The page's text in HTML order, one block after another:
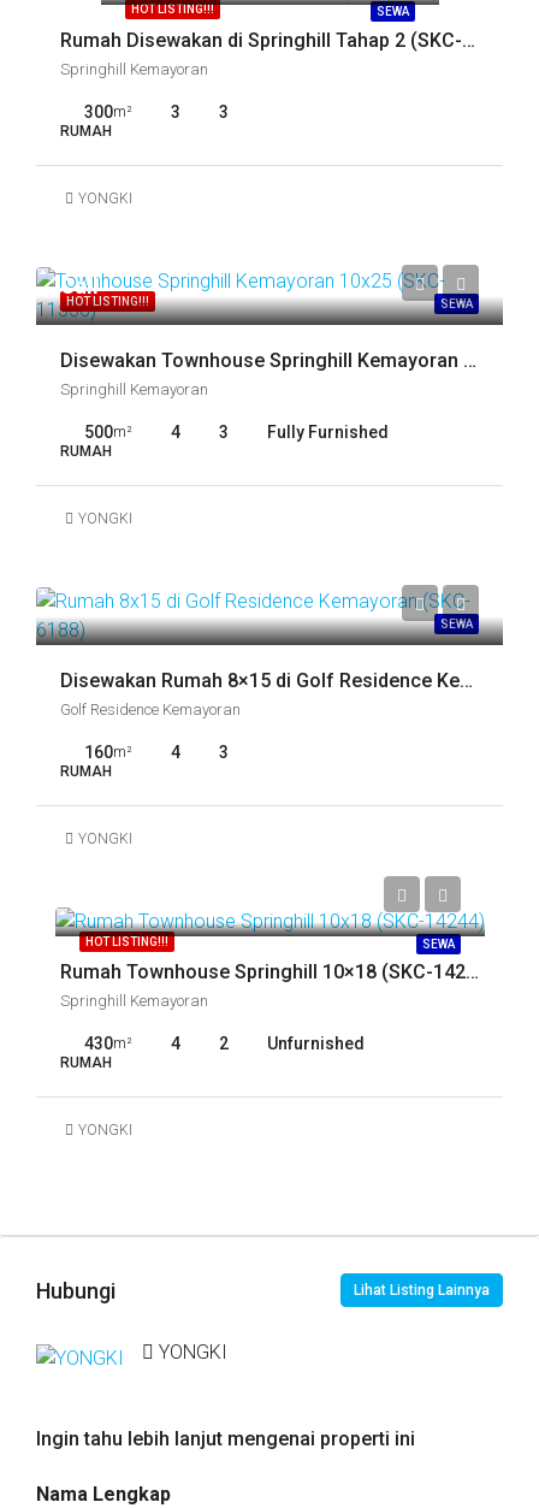
HOT LISTING!!! SEWA
Rumah Disewakan di Springhill Tahap 2 (SKC-8398)
Springhill Kemayoran
300m² 3 3
RUMAH
YONGKI
HOT LISTING!!! SEWA
Call
Disewakan Townhouse Springhill Kemayoran 10×25 (SKC-11536)
Springhill Kemayoran
500m² 4 3 Fully Furnished
RUMAH
YONGKI
SEWA
Disewakan Rumah 8×15 di Golf Residence Kemayoran (SKC-6188)
Golf Residence Kemayoran
160m² 4 3
RUMAH
YONGKI
HOT LISTING!!! SEWA
Rumah Townhouse Springhill 10×18 (SKC-14244)
Springhill Kemayoran
430m² 4 2 Unfurnished
RUMAH
YONGKI
Hubungi Lihat Listing Lainnya
YONGKI
Ingin tahu lebih lanjut mengenai properti ini
Nama Lengkap